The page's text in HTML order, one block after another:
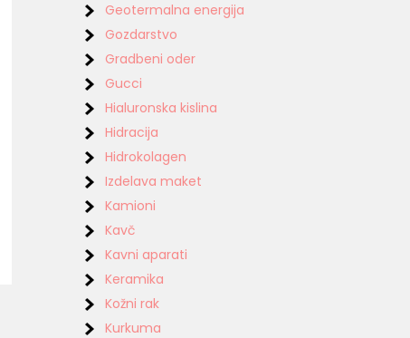
Geotermalna energija
Gozdarstvo
Gradbeni oder
Gucci
Hialuronska kislina
Hidracija
Hidrokolagen
Izdelava maket
Kamioni
Kavč
Kavni aparati
Keramika
Kožni rak
Kurkuma